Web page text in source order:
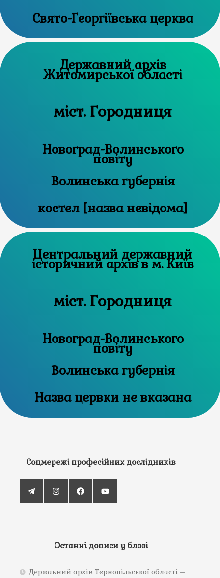
Свято-Георгіївська церква
Державний архів
Житомирської області
міст. Городниця
Новоград-Волинського
повіту
Волинська губернія
костел [назва невідома]
Центральний державний
історичний архів в м. Київ
міст. Городниця
Новоград-Волинського
повіту
Волинська губернія
Назва цервки не вказана
Соцмережі професійних дослідників
Останні дописи у блозі
Державний архів Тернопільської області –